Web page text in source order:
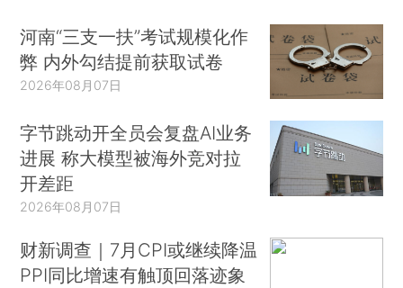
河南“三支一扶”考试规模化作
弊 内外勾结提前获取试卷
2026年08月07日
字节跳动开全员会复盘AI业务
进展 称大模型被海外竞对拉
开差距
2026年08月07日
财新调查｜7月CPI或继续降温
PPI同比增速有触顶回落迹象